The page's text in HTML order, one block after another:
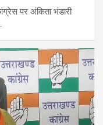
पर अंकिता भंडारी